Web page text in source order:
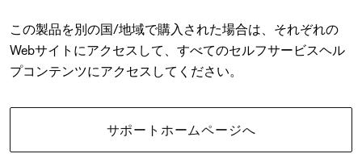
この製品を別の国/地域で購入された場合は、それぞれの
Webサイトにアクセスして、すべてのセルフサービスヘル
プコンテンツにアクセスしてください。
サポートホームページへ